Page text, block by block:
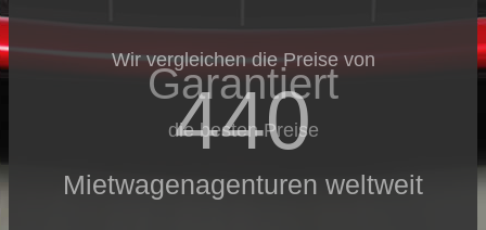
Wir vergleichen die Preise von
440
Mietwagenagenturen weltweit
Garantiert
die besten Preise